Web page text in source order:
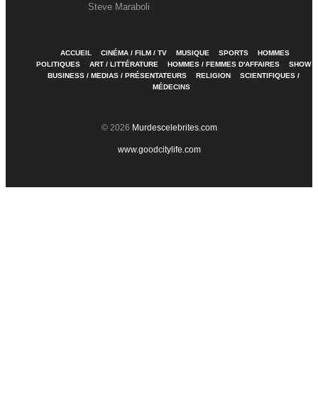
Steve Maraboli
ACCUEIL CINÉMA / FILM / TV MUSIQUE SPORTS
HOMMES
POLITIQUES
ART / LITTÉRATURE HOMMES / FEMMES D'AFFAIRES
SHOW
BUSINESS / MEDIAS / PRÉSENTATEURS
RELIGION
SCIENTIFIQUES /
MÉDECINS
© 2026 Murdescelebrites.com
www.goodcitylife.com